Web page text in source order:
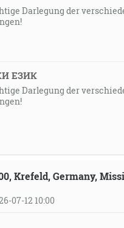
Darlegung der
ЕЗИК
Darlegung der
Krefeld, Germany,
07-12 10:00